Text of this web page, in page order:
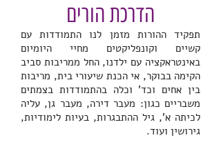
הדרכת הורים
תפקיד ההורות מזמן לנו התמודדות עם
קשיים וקונפליקטים מחיי היומיום
באינטראקציה עם ילדנו, החל ממריבות סביב
הקימה בבוקר, אי הכנת שיעורי בית, מריבות
בין אחים וכד' וכלה בהתמודדות בצמתים
משבריים כגון: מעבר דירה, מעבר גן, עליה
לכיתה א', גיל ההתבגרות, בעיות לימודיות,
גירושין ועוד.